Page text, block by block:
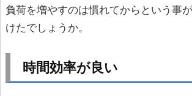
負荷を増やすのは慣れてからという事
けたでしょうか。
時間効率が良い